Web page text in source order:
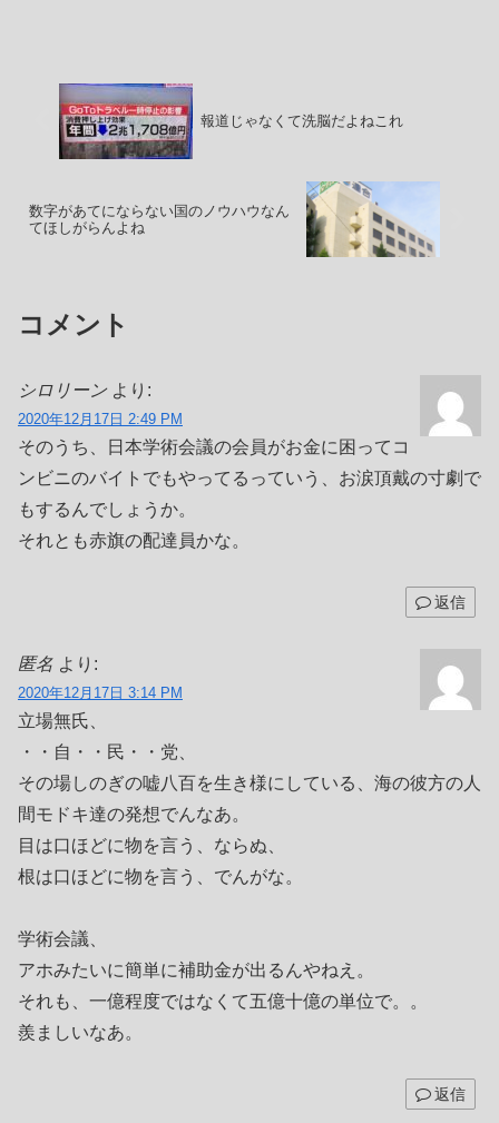
報道じゃなくて洗脳だよねこれ
数字があてにならない国のノウハウなん
てほしがらんよね
コメント
シロリーン より:
2020年12月17日 2:49 PM
そのうち、日本学術会議の会員がお金に困ってコ
ンビニのバイトでもやってるっていう、お涙頂戴の寸劇で
もするんでしょうか。
それとも赤旗の配達員かな。
返信
匿名 より:
2020年12月17日 3:14 PM
立場無氏、
・・自・・民・・党、
その場しのぎの嘘八百を生き様にしている、海の彼方の人
間モドキ達の発想でんなあ。
目は口ほどに物を言う、ならぬ、
根は口ほどに物を言う、でんがな。
学術会議、
アホみたいに簡単に補助金が出るんやねえ。
それも、一億程度ではなくて五億十億の単位で。。
羨ましいなあ。
返信